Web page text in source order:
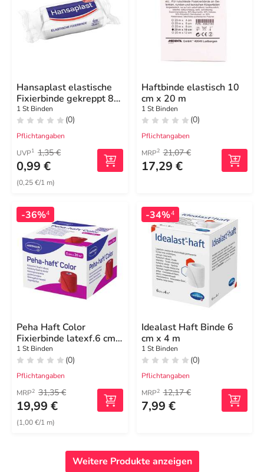
Hansaplast elastische
Fixierbinde gekreppt 8
cmx4 m
1 St Binden
(0)
Pflichtangaben
UVP1 1,35 €
0,99 €
(0,25 €/1 m)
Haftbinde elastisch 10
cm x 20 m
1 St Binden
(0)
Pflichtangaben
MRP2 21,07 €
17,29 €
-36%4
Peha Haft Color
Fixierbinde latexf.6 cm
x 20 m rot
1 St Binden
(0)
Pflichtangaben
MRP2 31,35 €
19,99 €
(1,00 €/1 m)
-34%4
Idealast Haft Binde 6
cm x 4 m
1 St Binden
(0)
Pflichtangaben
MRP2 12,17 €
7,99 €
Weitere Produkte anzeigen